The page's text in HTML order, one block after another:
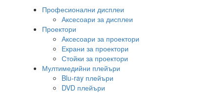
Професионални дисплеи
Аксесоари за дисплеи
Проектори
Аксесоари за проектори
Екрани за проектори
Стойки за проектори
Мултимедийни плейъри
Blu-ray плейъри
DVD плейъри